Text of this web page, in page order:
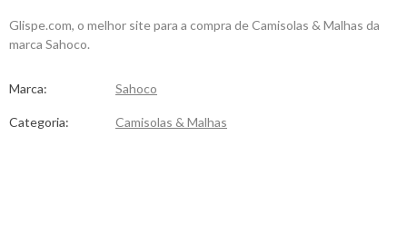
Glispe.com, o melhor site para a compra de Camisolas & Malhas da
marca Sahoco.
Marca: Sahoco
Categoria: Camisolas & Malhas